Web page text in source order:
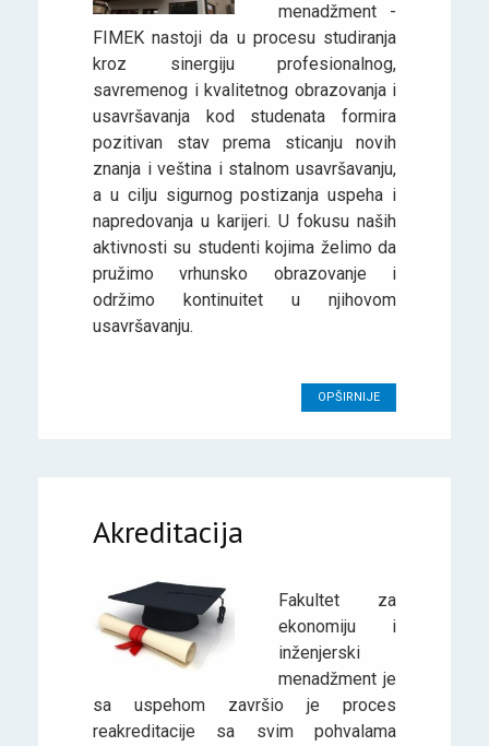
menadžment -
FIMEK nastoji da u procesu studiranja
kroz sinergiju profesionalnog,
savremenog i kvalitetnog obrazovanja i
usavršavanja kod studenata formira
pozitivan stav prema sticanju novih
znanja i veština i stalnom usavršavanju,
a u cilju sigurnog postizanja uspeha i
napredovanja u karijeri. U fokusu naših
aktivnosti su studenti kojima želimo da
pružimo vrhunsko obrazovanje i
održimo kontinuitet u njihovom
usavršavanju.
OPŠIRNIJE
Akreditacija
Fakultet za
ekonomiju i
inženjerski
menadžment je
sa uspehom završio je proces
reakreditacije sa svim pohvalama